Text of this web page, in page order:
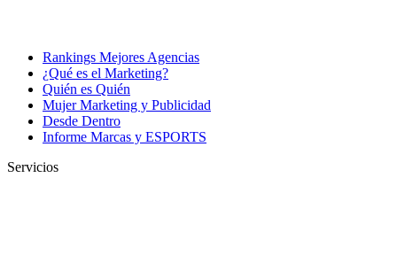
Rankings Mejores Agencias
¿Qué es el Marketing?
Quién es Quién
Mujer Marketing y Publicidad
Desde Dentro
Informe Marcas y ESPORTS
Servicios